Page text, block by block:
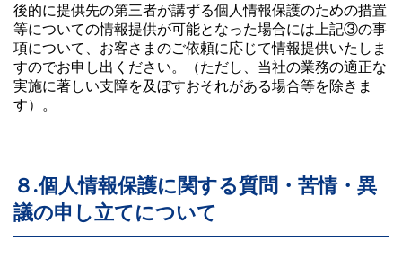
後的に提供先の第三者が講ずる個人情報保護のための措置
等についての情報提供が可能となった場合には上記③の事
項について、お客さまのご依頼に応じて情報提供いたしま
すのでお申し出ください。（ただし、当社の業務の適正な
実施に著しい支障を及ぼすおそれがある場合等を除きま
す）。
８.個人情報保護に関する質問・苦情・異
議の申し立てについて